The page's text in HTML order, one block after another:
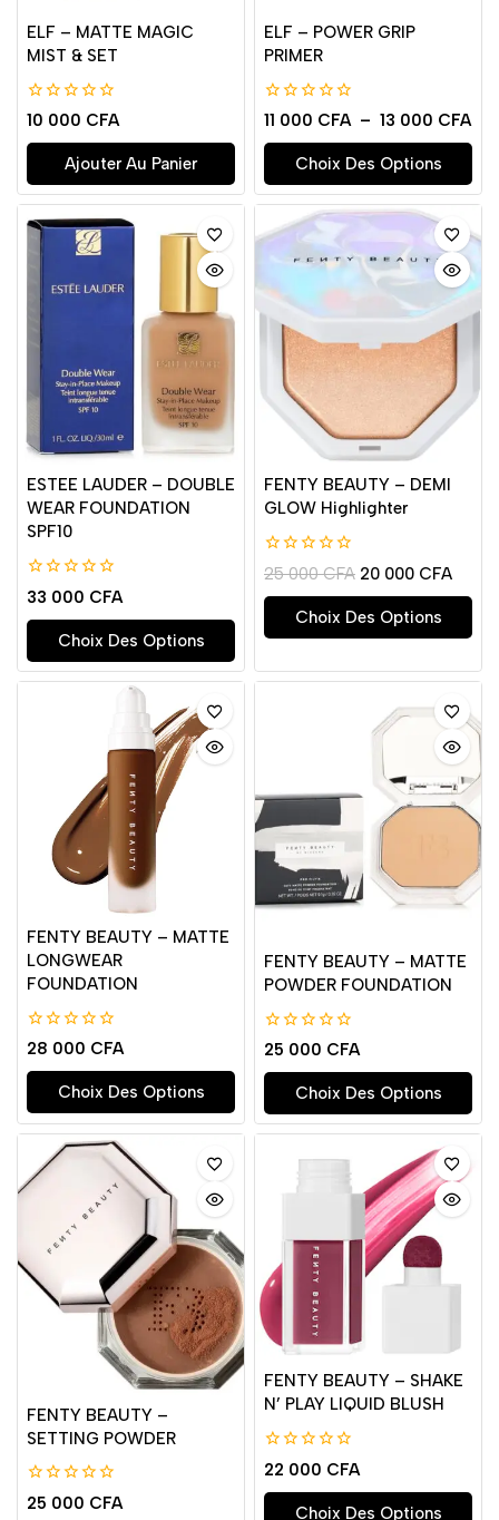
ELF – MATTE MAGIC
MIST & SET
0
de
5
10 000 CFA
Ajouter Au Panier
ELF – POWER GRIP
PRIMER
0
de
5
11 000 CFA – 13 000 CFA
Choix Des Options
ESTEE LAUDER – DOUBLE
WEAR FOUNDATION
SPF10
0
de
5
33 000 CFA
Choix Des Options
FENTY BEAUTY – DEMI
GLOW Highlighter
0
de
5
25 000CFA 20 000 CFA
Choix Des Options
FENTY BEAUTY – MATTE
LONGWEAR
FOUNDATION
0
de
5
28 000 CFA
Choix Des Options
FENTY BEAUTY – MATTE
POWDER FOUNDATION
0
de
5
25 000 CFA
Choix Des Options
FENTY BEAUTY –
SETTING POWDER
0
de
25 000 CFA
FENTY BEAUTY – SHAKE
N’ PLAY LIQUID BLUSH
0
de
5
22 000 CFA
Choix Des Options